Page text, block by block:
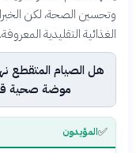
✅
المؤيدون
وتحسين الصحة، لكن
الغذائية التقليدية المعروفة.
هل الصيام المتقطع
موضة صحية
✅المؤيدون